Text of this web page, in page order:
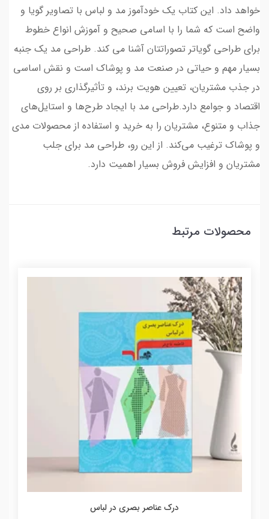
خواهد داد. این کتاب یک خودآموز مد و لباس با تصاویر گویا و
واضح است که شما را با اسامی صحیح و آموزش انواع خطوط
برای طراحی گویاتر تصوراتتان آشنا می کند. طراحی مد یک جنبه
بسیار مهم و حیاتی در صنعت مد و پوشاک است و نقش اساسی
در جذب مشتریان، تعیین هویت برند، و تأثیرگذاری بر روی
اقتصاد و جوامع دارد.طراحی مد با ایجاد طرح‌ها و استایل‌های
جذاب و متنوع، مشتریان را به خرید و استفاده از محصولات مدی
و پوشاک ترغیب می‌کند. از این رو، طراحی مد برای جلب
مشتریان و افزایش فروش بسیار اهمیت دارد.
محصولات مرتبط
درک عناصر بصری در لباس